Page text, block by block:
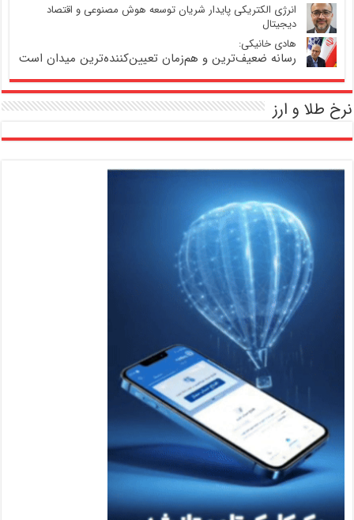
انرژی الکتریکی پایدار شریان توسعه هوش مصنوعی و اقتصاد
دیجیتال
هادی خانیکی:
رسانه ضعیف‌ترین و هم‌زمان تعیین‌کننده‌ترین میدان است
نرخ طلا و ارز